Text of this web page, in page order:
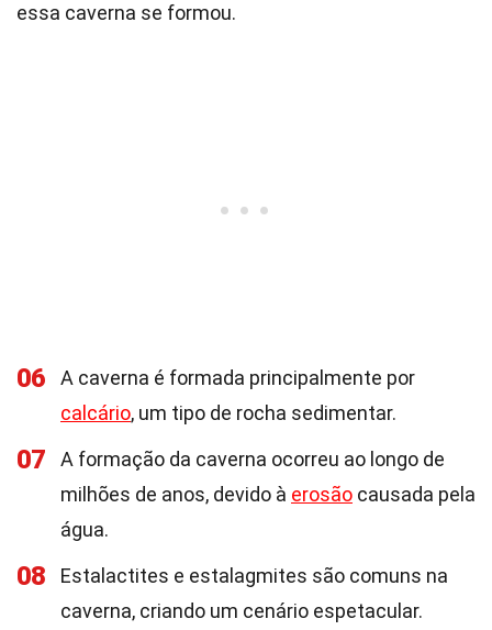
essa caverna se formou.
06
A caverna é formada principalmente por
calcário, um tipo de rocha sedimentar.
07
A formação da caverna ocorreu ao longo de
milhões de anos, devido à erosão causada pela
água.
08
Estalactites e estalagmites são comuns na
caverna, criando um cenário espetacular.